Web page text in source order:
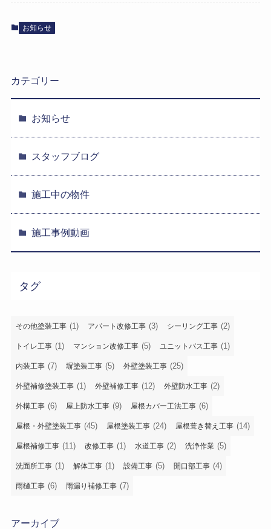
お知らせ
カテゴリー
お知らせ
スタッフブログ
施工中の物件
施工事例動画
タグ
その他塗装工事 (1) アパート改修工事 (3) シーリング工事 (2)
トイレ工事 (1) マンション改修工事 (5) ユニットバス工事 (1)
内装工事 (7) 塀塗装工事 (5) 外壁塗装工事 (25)
外壁補修塗装工事 (1) 外壁補修工事 (12) 外壁防水工事 (2)
外構工事 (6) 屋上防水工事 (9) 屋根カバー工法工事 (6)
屋根・外壁塗装工事 (45) 屋根塗装工事 (24) 屋根葺き替え工事 (14)
屋根補修工事 (11) 改修工事 (1) 水道工事 (2) 洗浄作業 (5)
洗面所工事 (1) 解体工事 (1) 設備工事 (5) 開口部工事 (4)
雨樋工事 (6) 雨漏り補修工事 (7)
アーカイブ